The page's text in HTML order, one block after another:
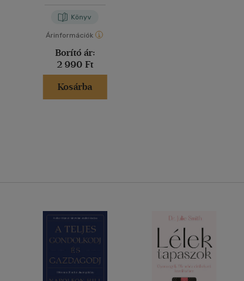
Könyv
Árinformációk
Borító ár:
2 990 Ft
Kosárba